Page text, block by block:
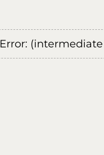
Error: